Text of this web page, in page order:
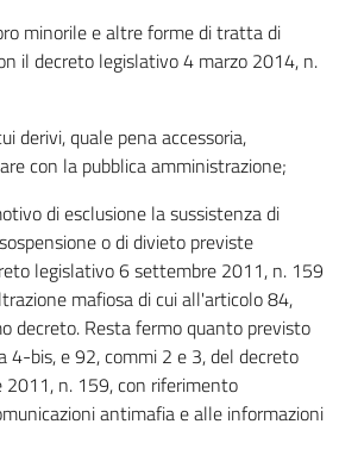
minorile e altre forme di tratta di
il decreto legislativo 4 marzo 2014, n.
derivi, quale pena accessoria,
con la pubblica amministrazione;
di esclusione la sussistenza di
o di divieto previste
legislativo 6 settembre 2011, n. 159
mafiosa di cui all'articolo 84,
decreto. Resta fermo quanto previsto
4-bis, e 92, commi 2 e 3, del decreto
n. 159, con riferimento
antimafia e alle informazioni